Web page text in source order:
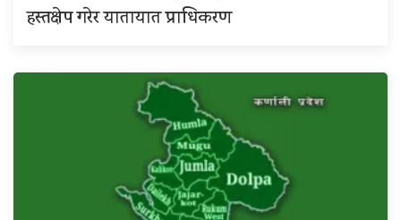
हस्तक्षेप गरेर यातायात प्राधिकरण